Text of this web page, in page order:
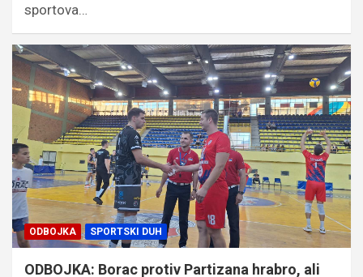
sportova…
ODBOJKA SPORTSKI DUH
ODBOJKA: Borac protiv Partizana hrabro, ali